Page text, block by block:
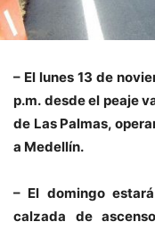
– El lunes 13 de
p.m. desde el peaje
de Las Palmas,
a Medellín.
– El domingo
calzada de